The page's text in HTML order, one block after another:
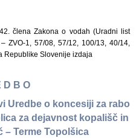
člena Zakona o vodah (Uradni list
ZVO-1, 57/08, 57/12, 100/13, 40/14,
Republike Slovenije izdaja
D B O
Uredbe o koncesiji za rabo
za dejavnost kopališč in
– Terme Topolšica